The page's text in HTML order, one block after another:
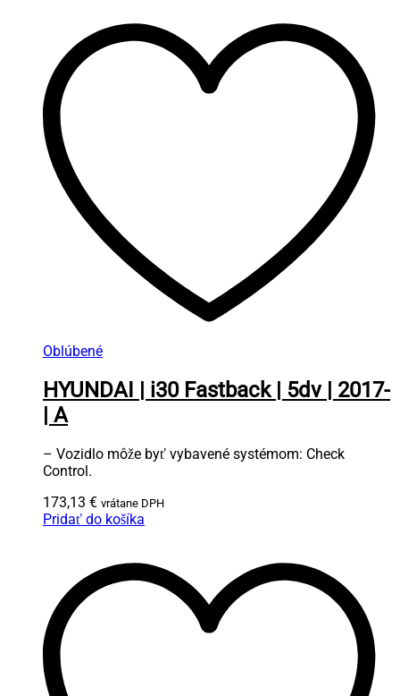
Oblúbené
HYUNDAI | i30 Fastback | 5dv | 2017-
| A
– Vozidlo môže byť vybavené systémom: Check
Control.
173,13 € vrátane DPH
Pridať do košíka